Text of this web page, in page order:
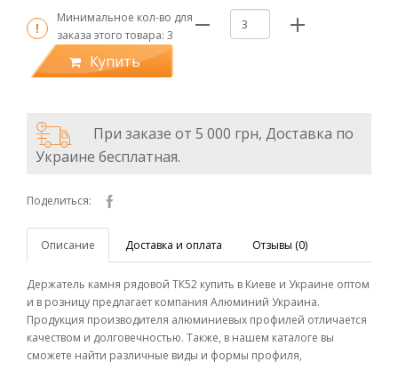
Минимальное кол-во для
заказа этого товара: 3
Купить
При заказе от 5 000 грн, Доставка по
Украине бесплатная.
Поделиться:
Описание Доставка и оплата Отзывы (0)
Держатель камня рядовой ТК52 купить в Киеве и Украине оптом
и в розницу предлагает компания Алюминий Украина.
Продукция производителя алюминиевых профилей отличается
качеством и долговечностью. Также, в нашем каталоге вы
сможете найти различные виды и формы профиля,